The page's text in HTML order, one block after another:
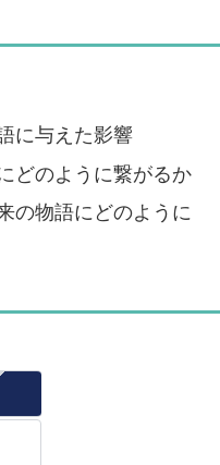
に与えた影響
どのように繋がるか
の物語にどのように